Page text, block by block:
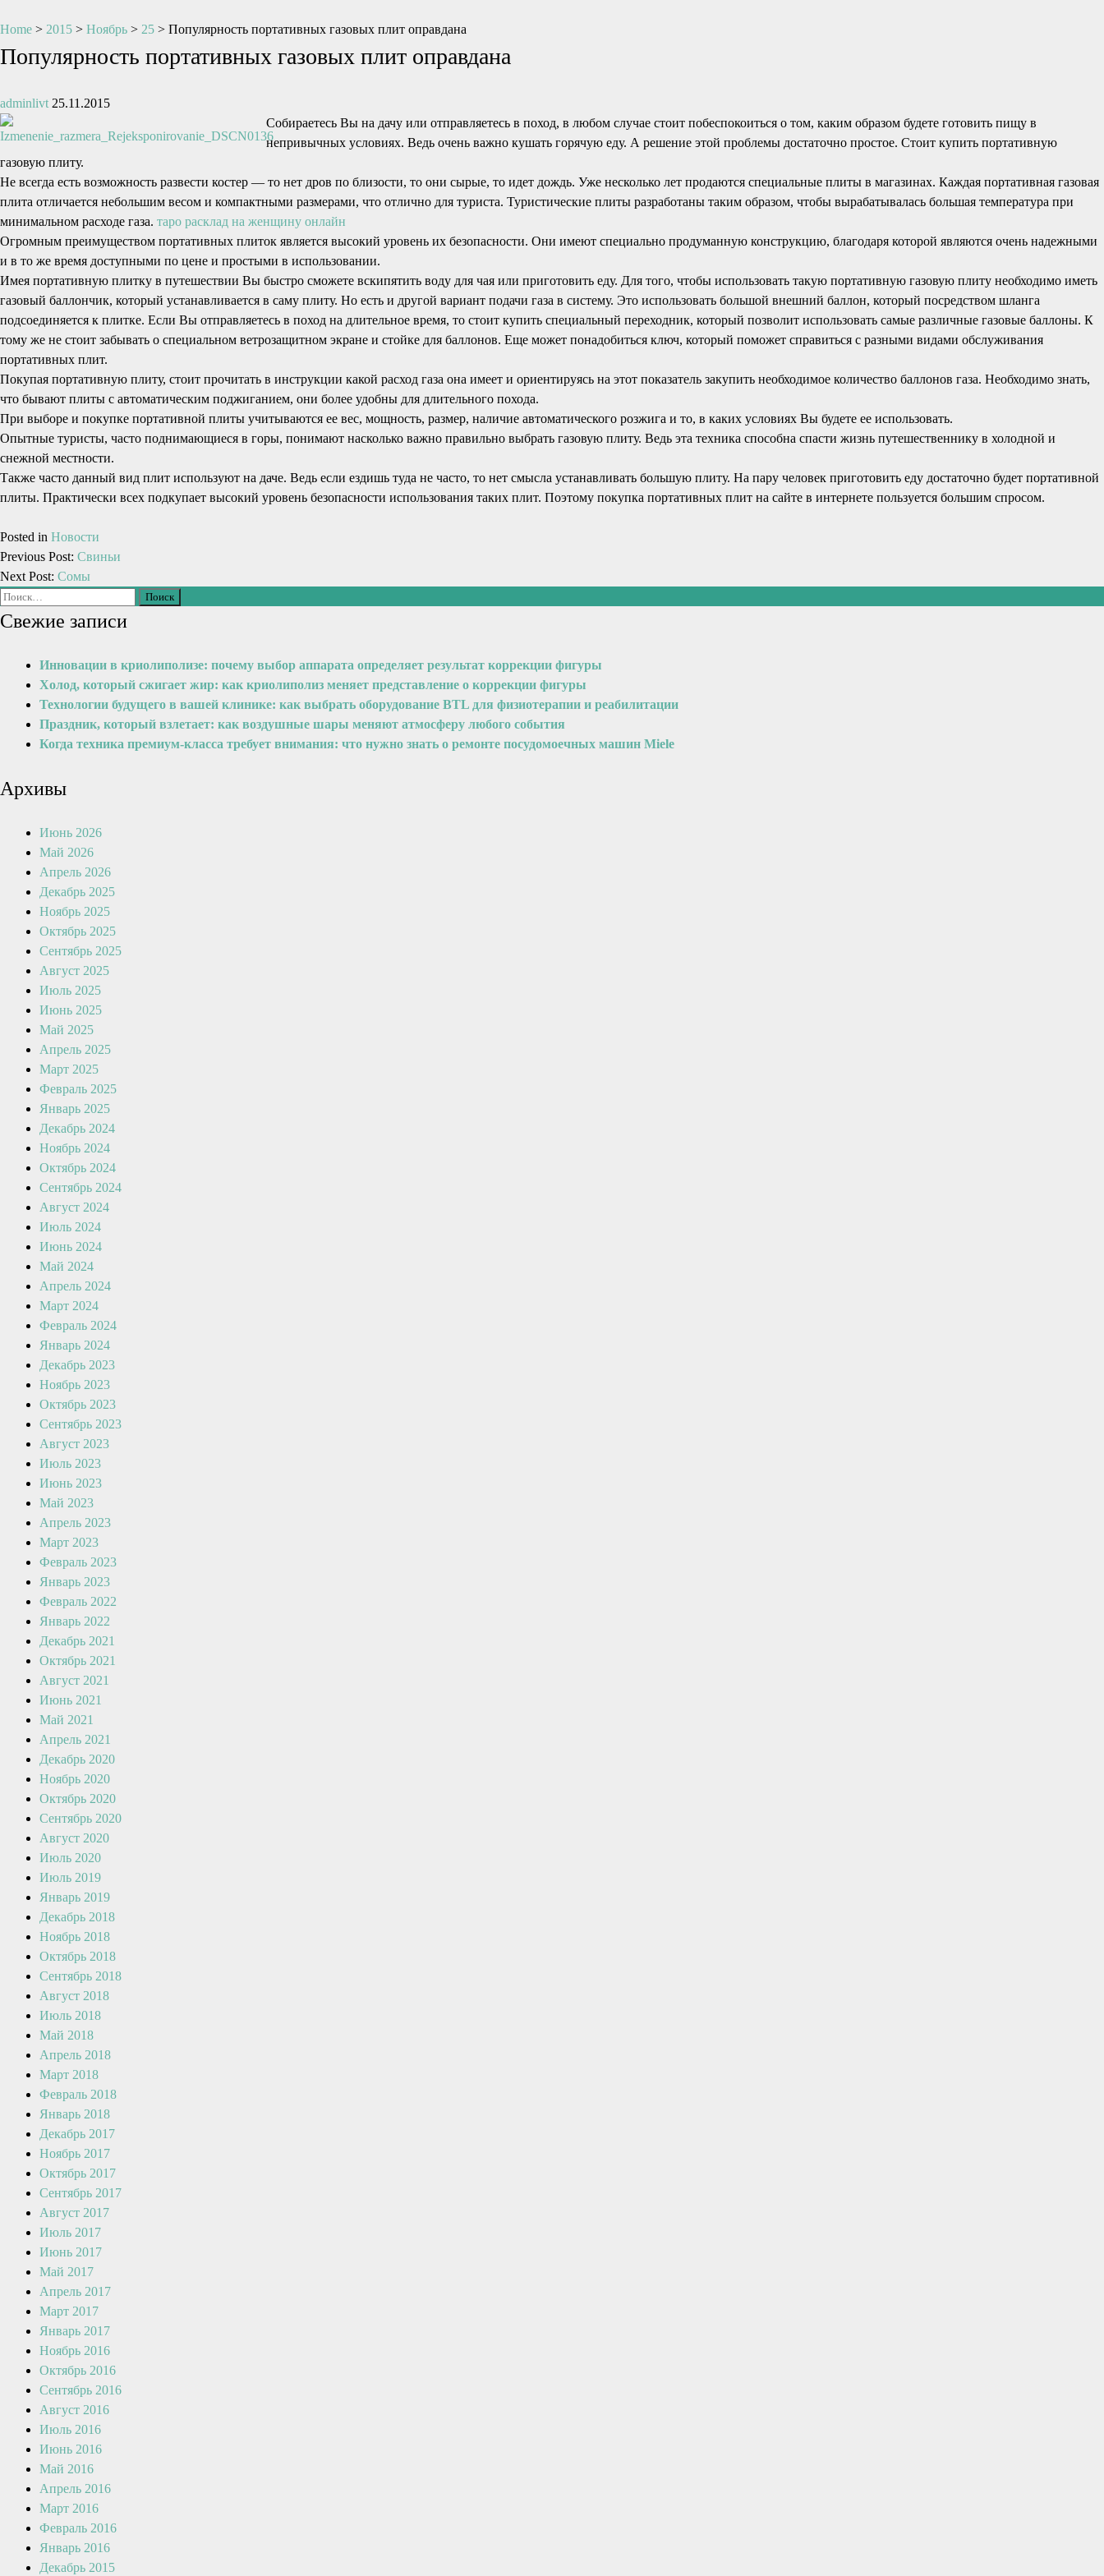
Home > 2015 > Ноябрь > 25 > Популярность портативных газовых плит оправдана
Популярность портативных газовых плит оправдана
adminlivt 25.11.2015
Собираетесь Вы на дачу или отправляетесь в поход, в любом случае стоит побеспокоиться о том, каким образом будете готовить пищу в
непривычных условиях. Ведь очень важно кушать горячую еду. А решение этой проблемы достаточно простое. Стоит купить портативную
газовую плиту.
Не всегда есть возможность развести костер — то нет дров по близости, то они сырые, то идет дождь. Уже несколько лет продаются специальные плиты в магазинах. Каждая портативная газовая
плита отличается небольшим весом и компактными размерами, что отлично для туриста. Туристические плиты разработаны таким образом, чтобы вырабатывалась большая температура при
минимальном расходе газа. таро расклад на женщину онлайн
Огромным преимуществом портативных плиток является высокий уровень их безопасности. Они имеют специально продуманную конструкцию, благодаря которой являются очень надежными
и в то же время доступными по цене и простыми в использовании.
Имея портативную плитку в путешествии Вы быстро сможете вскипятить воду для чая или приготовить еду. Для того, чтобы использовать такую портативную газовую плиту необходимо иметь
газовый баллончик, который устанавливается в саму плиту. Но есть и другой вариант подачи газа в систему. Это использовать большой внешний баллон, который посредством шланга
подсоединяется к плитке. Если Вы отправляетесь в поход на длительное время, то стоит купить специальный переходник, который позволит использовать самые различные газовые баллоны. К
тому же не стоит забывать о специальном ветрозащитном экране и стойке для баллонов. Еще может понадобиться ключ, который поможет справиться с разными видами обслуживания
портативных плит.
Покупая портативную плиту, стоит прочитать в инструкции какой расход газа она имеет и ориентируясь на этот показатель закупить необходимое количество баллонов газа. Необходимо знать,
что бывают плиты с автоматическим поджиганием, они более удобны для длительного похода.
При выборе и покупке портативной плиты учитываются ее вес, мощность, размер, наличие автоматического розжига и то, в каких условиях Вы будете ее использовать.
Опытные туристы, часто поднимающиеся в горы, понимают насколько важно правильно выбрать газовую плиту. Ведь эта техника способна спасти жизнь путешественнику в холодной и
снежной местности.
Также часто данный вид плит используют на даче. Ведь если ездишь туда не часто, то нет смысла устанавливать большую плиту. На пару человек приготовить еду достаточно будет портативной
плиты. Практически всех подкупает высокий уровень безопасности использования таких плит. Поэтому покупка портативных плит на сайте в интернете пользуется большим спросом.
Posted in Новости
Previous Post: Свиньи
Next Post: Сомы
Свежие записи
Инновации в криолиполизе: почему выбор аппарата определяет результат коррекции фигуры
Холод, который сжигает жир: как криолиполиз меняет представление о коррекции фигуры
Технологии будущего в вашей клинике: как выбрать оборудование BTL для физиотерапии и реабилитации
Праздник, который взлетает: как воздушные шары меняют атмосферу любого события
Когда техника премиум-класса требует внимания: что нужно знать о ремонте посудомоечных машин Miele
Архивы
Июнь 2026
Май 2026
Апрель 2026
Декабрь 2025
Ноябрь 2025
Октябрь 2025
Сентябрь 2025
Август 2025
Июль 2025
Июнь 2025
Май 2025
Апрель 2025
Март 2025
Февраль 2025
Январь 2025
Декабрь 2024
Ноябрь 2024
Октябрь 2024
Сентябрь 2024
Август 2024
Июль 2024
Июнь 2024
Май 2024
Апрель 2024
Март 2024
Февраль 2024
Январь 2024
Декабрь 2023
Ноябрь 2023
Октябрь 2023
Сентябрь 2023
Август 2023
Июль 2023
Июнь 2023
Май 2023
Апрель 2023
Март 2023
Февраль 2023
Январь 2023
Февраль 2022
Январь 2022
Декабрь 2021
Октябрь 2021
Август 2021
Июнь 2021
Май 2021
Апрель 2021
Декабрь 2020
Ноябрь 2020
Октябрь 2020
Сентябрь 2020
Август 2020
Июль 2020
Июль 2019
Январь 2019
Декабрь 2018
Ноябрь 2018
Октябрь 2018
Сентябрь 2018
Август 2018
Июль 2018
Май 2018
Апрель 2018
Март 2018
Февраль 2018
Январь 2018
Декабрь 2017
Ноябрь 2017
Октябрь 2017
Сентябрь 2017
Август 2017
Июль 2017
Июнь 2017
Май 2017
Апрель 2017
Март 2017
Январь 2017
Ноябрь 2016
Октябрь 2016
Сентябрь 2016
Август 2016
Июль 2016
Июнь 2016
Май 2016
Апрель 2016
Март 2016
Февраль 2016
Январь 2016
Декабрь 2015